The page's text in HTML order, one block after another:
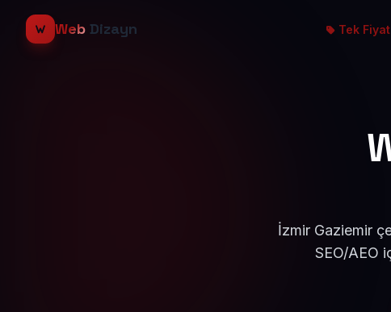
Web Dizayn Tek Fiyat
İzmir Gaziemir
SEO/AEO